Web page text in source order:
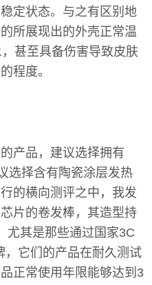
定状态。与之有区别地
所展现出的外壳正常温
甚至具备伤害导致皮肤
程度。
产品，建议选择拥有
选择含有陶瓷涂层发热
的横向测评之中，我发
片的卷发棒，其造型持
尤其是那些通过国家3C
，它们的产品在耐久测试
正常使用年限能够达到3